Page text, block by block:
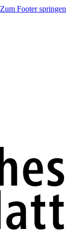
Zum Footer springen